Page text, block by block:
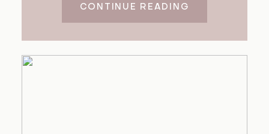
CONTINUE READING